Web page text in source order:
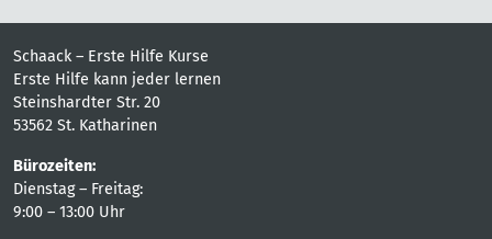
Schaack – Erste Hilfe Kurse
Erste Hilfe kann jeder lernen
Steinshardter Str. 20
53562 St. Katharinen
Bürozeiten:
Dienstag – Freitag:
9:00 – 13:00 Uhr